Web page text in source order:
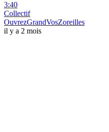
3:40
Collectif
OuvrezGrandVosZoreilles
il y a 2 mois